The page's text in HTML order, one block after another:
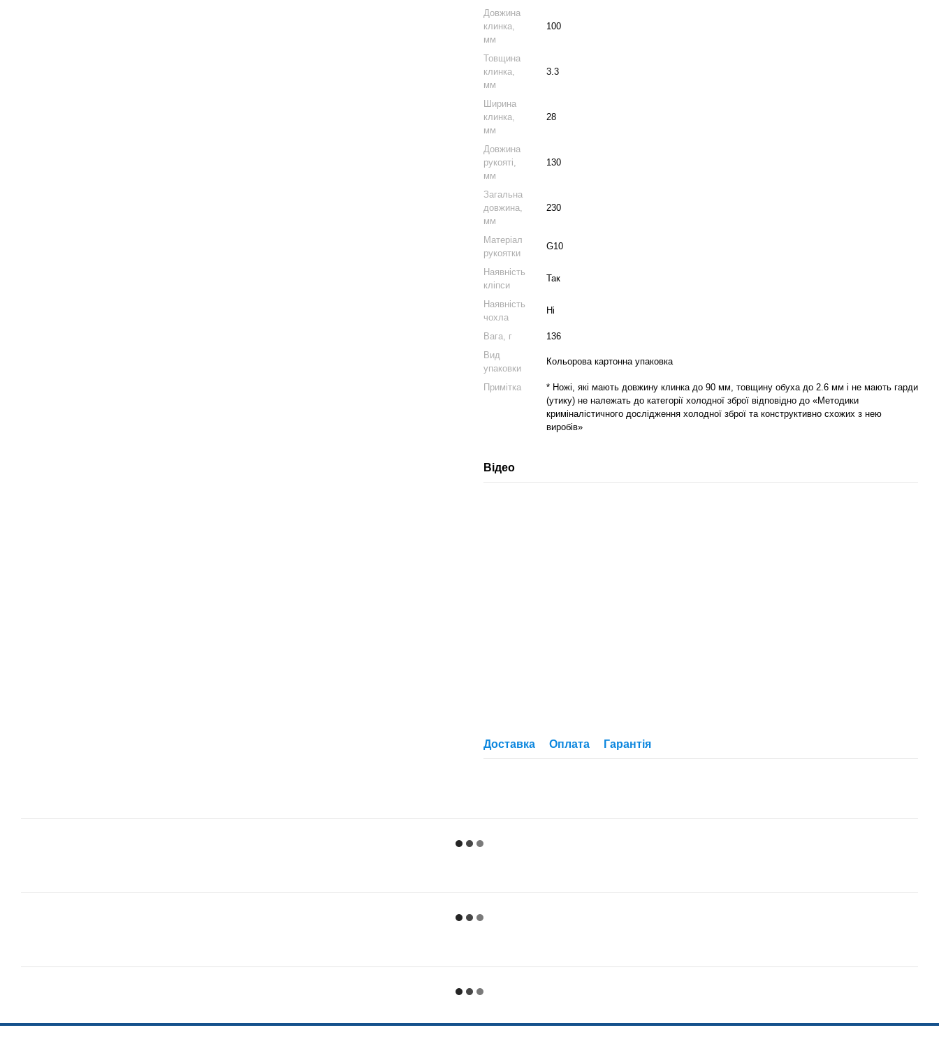
Довжина
клинка,
мм
100
Товщина
клинка,
мм
3.3
Ширина
клинка,
мм
28
Довжина
рукояті,
мм
130
Загальна
довжина,
мм
230
Матеріал
рукоятки
G10
Наявність
кліпси
Так
Наявність
чохла
Ні
Вага, г
136
Вид
упаковки
Кольорова картонна упаковка
Примітка
* Ножі, які мають довжину клинка до 90 мм, товщину обуха до 2.6 мм і не мають гарди
(утику) не належать до категорії холодної зброї відповідно до «Методики
криміналістичного дослідження холодної зброї та конструктивно схожих з нею
виробів»
Відео
Доставка Оплата Гарантія